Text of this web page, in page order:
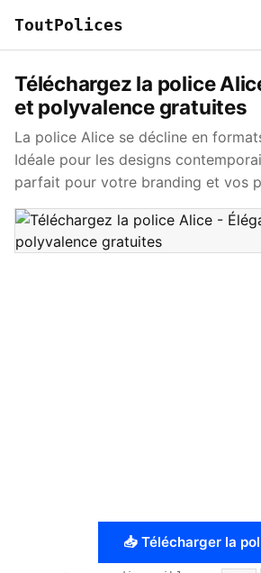
ToutPolices
Téléchargez la police
et polyvalence gratuites
La police Alice se décline en
Idéale pour les designs
parfait pour votre branding et vos
📥 Télécharger la